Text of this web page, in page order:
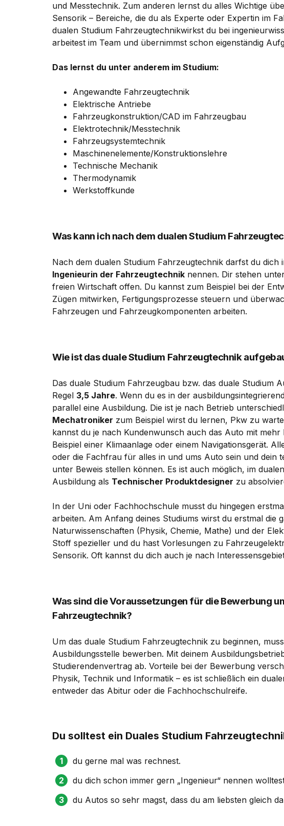
und Messtechnik. Zum anderen lernst du alles Wichtige
Sensorik – Bereiche, die du als Experte oder Expertin im
dualen Studium Fahrzeugtechnikwirkst du bei
arbeitest im Team und übernimmst schon eigenständig
Das lernst du unter anderem im Studium:
Angewandte Fahrzeugtechnik
Elektrische Antriebe
Fahrzeugkonstruktion/CAD im Fahrzeugbau
Elektrotechnik/Messtechnik
Fahrzeugsystemtechnik
Maschinenelemente/Konstruktionslehre
Technische Mechanik
Thermodynamik
Werkstoffkunde
Was kann ich nach dem dualen Studium
Nach dem dualen Studium Fahrzeugtechnik darfst du dich
Ingenieurin der Fahrzeugtechnik nennen. Dir stehen
freien Wirtschaft offen. Du kannst zum Beispiel bei der
Zügen mitwirken, Fertigungsprozesse steuern und
Fahrzeugen und Fahrzeugkomponenten arbeiten.
Wie ist das duale Studium Fahrzeugtechnik
Das duale Studium Fahrzeugbau bzw. das duale Studium
Regel 3,5 Jahre. Wenn du es in der
parallel eine Ausbildung. Die ist je nach Betrieb
Mechatroniker zum Beispiel wirst du lernen, Pkw zu
kannst du je nach Kundenwunsch auch das Auto mit
Beispiel einer Klimaanlage oder einem Navigationsgerät.
oder die Fachfrau für alles in und ums Auto sein und dein
unter Beweis stellen können. Es ist auch möglich, im
Ausbildung als Technischer Produktdesigner zu
In der Uni oder Fachhochschule musst du hingegen
arbeiten. Am Anfang deines Studiums wirst du erstmal die
Naturwissenschaften (Physik, Chemie, Mathe) und der
Stoff spezieller und du hast Vorlesungen zu
Sensorik. Oft kannst du dich auch je nach
Was sind die Voraussetzungen für die Bewerbung
Fahrzeugtechnik?
Um das duale Studium Fahrzeugtechnik zu beginnen,
Ausbildungsstelle bewerben. Mit deinem
Studierendenvertrag ab. Vorteile bei der Bewerbung
Physik, Technik und Informatik – es ist schließlich ein
entweder das Abitur oder die Fachhochschulreife.
Du solltest ein Duales Studium
du gerne mal was rechnest.
du dich schon immer gern „Ingenieur“ nennen
du Autos so sehr magst, dass du am liebsten gleich